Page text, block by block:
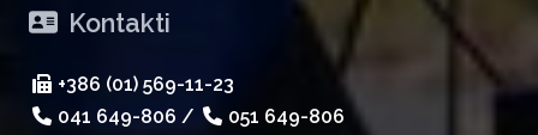
Kontakti
+386 (01) 569-11-23
041 649-806 /
051 649-806